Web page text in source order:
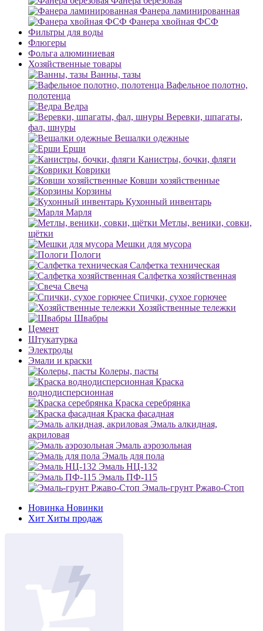
Фанера ламинированная
Фанера хвойная ФСФ
Фильтры для воды
Флюгеры
Фольга алюминиевая
Хозяйственные товары
Ванны, тазы
Вафельное полотно,
полотенца
Ведра
Веревки, шпагаты,
фал, шнуры
Вешалки одежные
Ерши
Канистры, бочки, фляги
Коврики
Ковши хозяйственные
Корзины
Кухонный инвентарь
Марля
Метлы, веники, совки,
щётки
Мешки для мусора
Пологи
Салфетка техническая
Салфетка хозяйственная
Свеча
Спички, сухое горючее
Хозяйственные тележки
Швабры
Цемент
Штукатурка
Электроды
Эмали и краски
Колеры, пасты
Краска
воднодисперсионная
Краска серебрянка
Краска фасадная
Эмаль алкидная,
акриловая
Эмаль аэрозольная
Эмаль для пола
Эмаль НЦ-132
Эмаль ПФ-115
Эмаль-грунт Ржаво-Стоп
Новинка Новинки
Хит Хиты продаж